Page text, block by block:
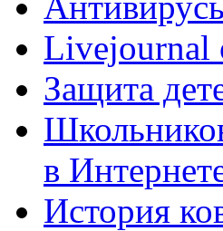
Livejournal
Защита
в
История